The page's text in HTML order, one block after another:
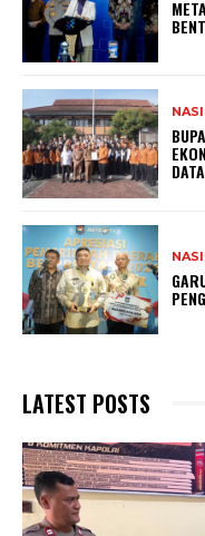
LATEST POSTS